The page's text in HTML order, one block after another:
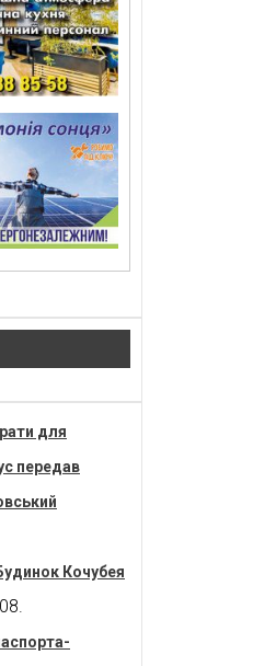
для
передав
Кочубея